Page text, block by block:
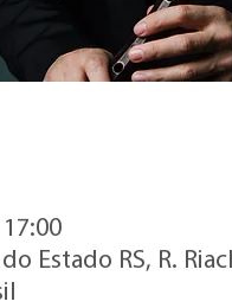
Estado RS, R.